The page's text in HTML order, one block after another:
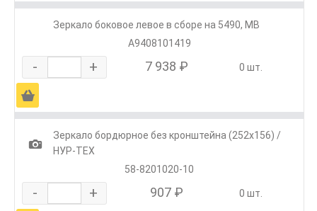
Зеркало боковое левое в сборе на 5490, МВ
А9408101419
- + 7 938 ₽ 0 шт.
Ä
1
Зеркало бордюрное без кронштейна (252х156) /
НУР-ТЕХ
58-8201020-10
- + 907 ₽ 0 шт.